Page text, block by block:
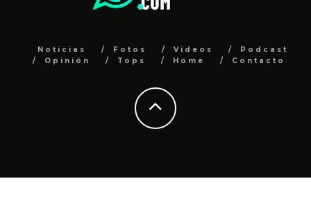
Noticias Fotos Videos
Podcast
Opinión
Tops Home Contacto